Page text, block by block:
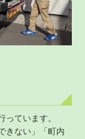
ています。
きない」「町内